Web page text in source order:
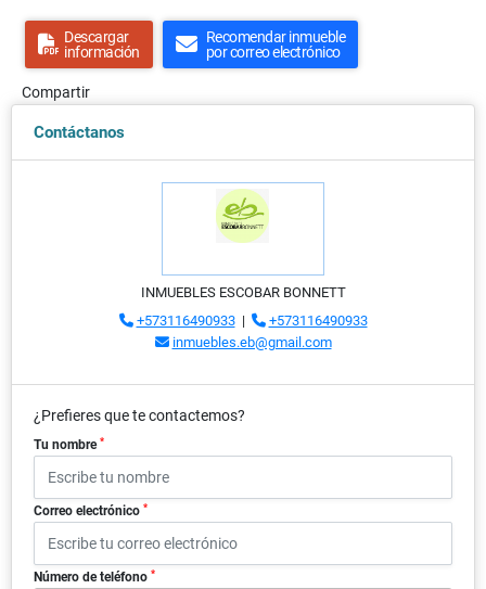
Descargar
información
Recomendar inmueble
por correo electrónico
Compartir
Contáctanos
INMUEBLES ESCOBAR BONNETT
+573116490933|
+573116490933
inmuebles.eb@gmail.com
¿Prefieres que te contactemos?
Tu nombre *
Correo electrónico *
Número de teléfono *